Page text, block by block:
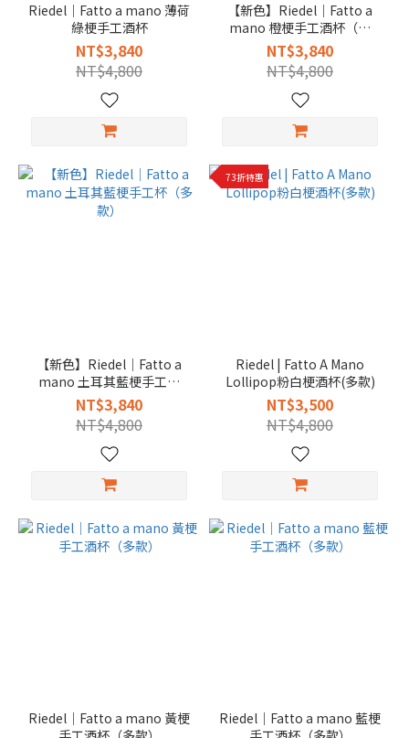
Riedel｜Fatto a mano 薄荷
綠梗手工酒杯
NT$3,840
NT$4,800
【新色】Riedel｜Fatto a
mano 橙梗手工酒杯（多
款）
NT$3,840
NT$4,800
【新色】Riedel｜Fatto a
mano 土耳其藍梗手工杯
（多款）
NT$3,840
NT$4,800
73折特惠
Riedel | Fatto A Mano
Lollipop粉白梗酒杯(多款)
NT$3,500
NT$4,800
Riedel｜Fatto a mano 黃梗
Riedel｜Fatto a mano 藍梗